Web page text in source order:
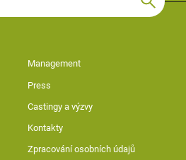
Management
Press
Castingy a výzvy
Kontakty
Zpracování osobních údajů